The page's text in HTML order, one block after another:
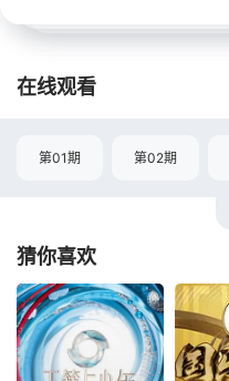
在线观看
第01期 第02期
猜你喜欢